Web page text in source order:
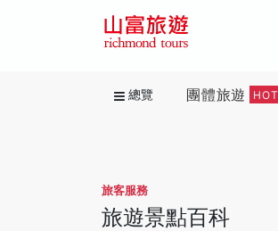
總覽 團體旅遊 HOT
旅客服務
旅遊景點百科